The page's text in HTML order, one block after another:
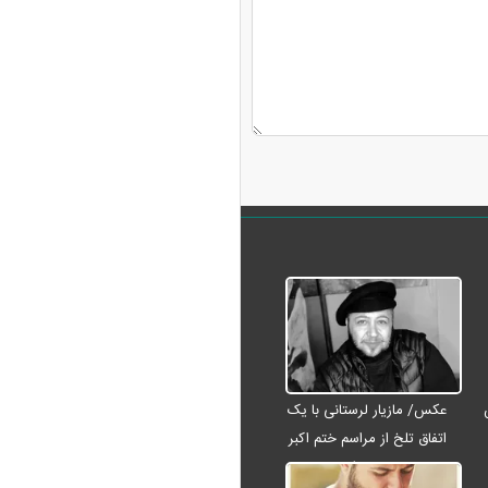
عکس/ مازیار لرستانی با یک
اتفاق تلخ از مراسم ختم اکبر
عبدی رفت